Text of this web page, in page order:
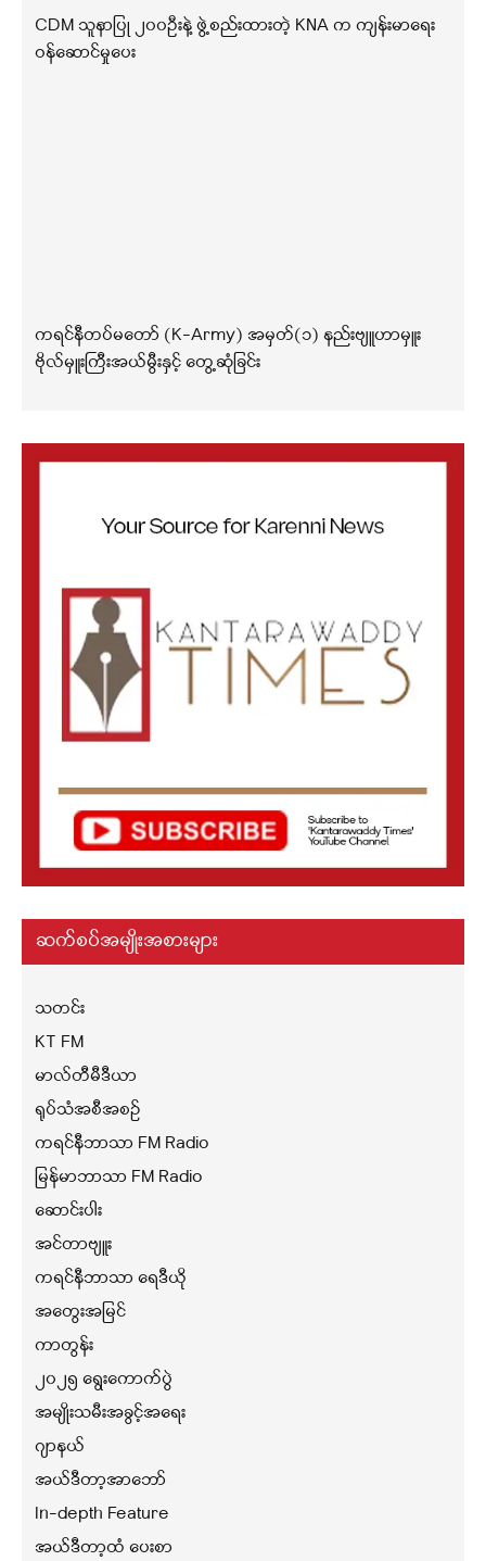
CDM သူနာပြု ၂၀၀ဦးနဲ့ ဖွဲ့စည်းထားတဲ့ KNA က ကျန်းမာရေး
ဝန်ဆောင်မှုပေး
ကရင်နီတပ်မတော် (K-Army) အမှတ်(၁) နည်းဗျူဟာမှူး
ဗိုလ်မှူးကြီးအယ်မွီးနှင့် တွေ့ဆုံခြင်း
ဆက်စပ်အမျိုးအစားများ
သတင်း
KT FM
မာလ်တီမီဒီယာ
ရုပ်သံအစီအစဉ်
ကရင်နီဘာသာ FM Radio
မြန်မာဘာသာ FM Radio
ဆောင်းပါး
အင်တာဗျူး
ကရင်နီဘာသာ ရေဒီယို
အတွေးအမြင်
ကာတွန်း
၂၀၂၅ ရွေးကောက်ပွဲ
အမျိုးသမီးအခွင့်အရေး
ဂျာနယ်
အယ်ဒီတာ့အာဘော်
In-depth Feature
အယ်ဒီတာ့ထံ ပေးစာ